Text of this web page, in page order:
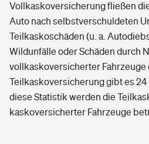
Vollkaskoversicherung fließen
Auto nach selbstverschuldeten
Teilkaskoschäden (u. a.
Wildunfälle oder Schäden durch
vollkaskoversicherter Fahrzeuge
Teilkaskoversicherung gibt es 24
diese Statistik werden die
kaskoversicherter Fahrzeuge